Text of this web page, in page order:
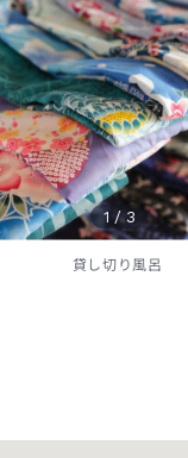
1 /3
貸し切り風呂